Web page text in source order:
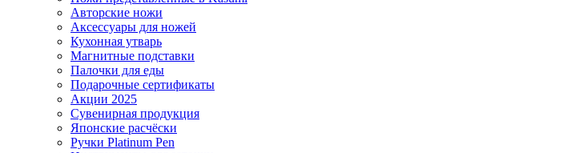
Авторские ножи
Аксессуары для ножей
Кухонная утварь
Магнитные подставки
Палочки для еды
Подарочные сертификаты
Акции 2025
Сувенирная продукция
Японские расчёски
Ручки Platinum Pen